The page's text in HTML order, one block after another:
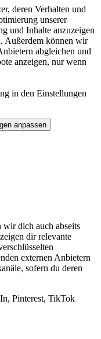
deren Verhalten und
unserer
und Inhalte anzuzeigen
Außerdem können wir
abgleichen und
anzeigen, nur wenn
in den Einstellungen
anpassen
dich auch abseits
dir relevante
externen Anbietern
sofern du deren
Pinterest, TikTok